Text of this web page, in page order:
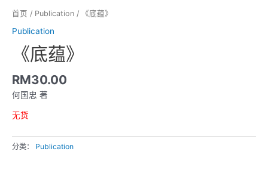
首页 / Publication / 《底蕴》
Publication
《底蕴》
RM30.00
何国忠 著
无货
分类： Publication